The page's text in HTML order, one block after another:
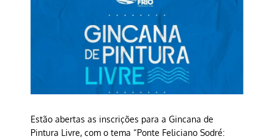
Estão abertas as inscrições para a Gincana de
Pintura Livre, com o tema “Ponte Feliciano Sodré: